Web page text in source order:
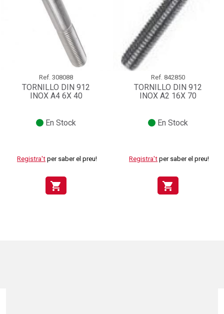
Ref. 308088
TORNILLO DIN 912
INOX A4 6X 40
En Stock
Registra't per saber el preu!
shopping_cart
Ref. 842850
TORNILLO DIN 912
INOX A2 16X 70
En Stock
Registra't per saber el preu!
shopping_cart